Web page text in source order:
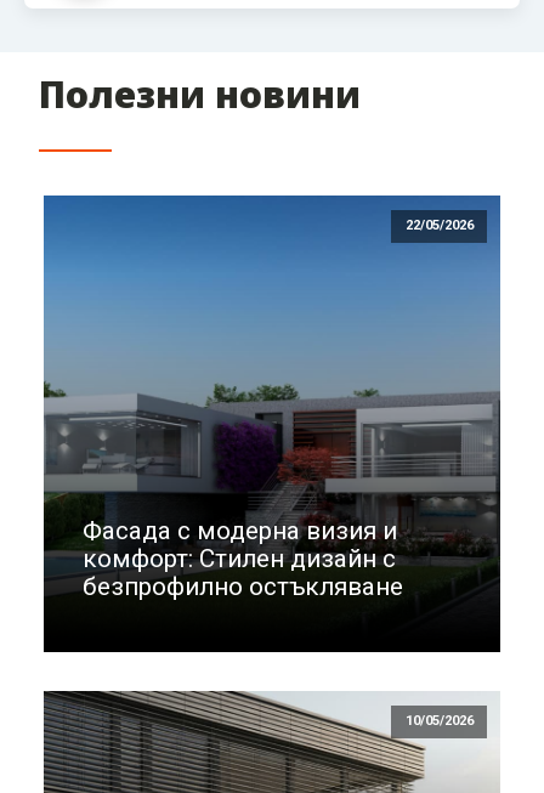
Полезни новини
22/05/2026
Фасада с модерна визия и
комфорт: Стилен дизайн с
безпрофилно остъкляване
10/05/2026